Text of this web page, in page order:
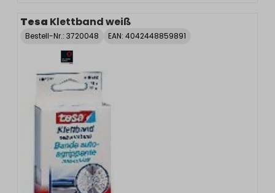
Tesa Klettband weiß
Bestell-Nr.: 3720048 EAN: 4042448859891